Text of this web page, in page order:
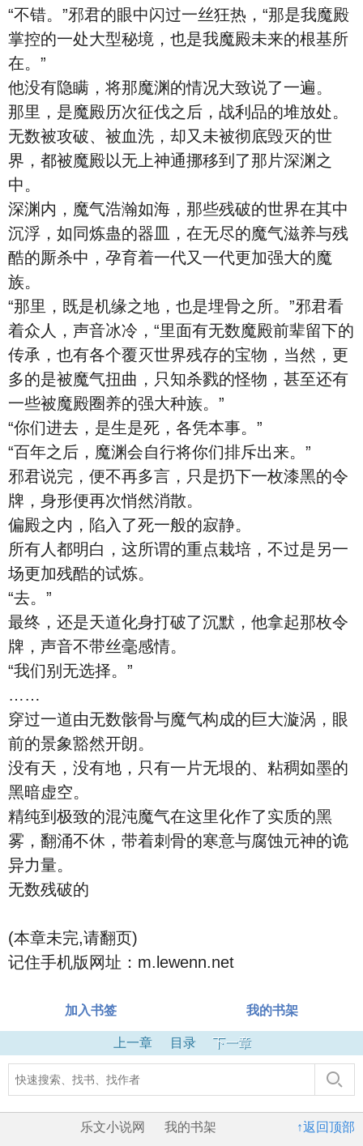
“不错。”邪君的眼中闪过一丝狂热，“那是我魔殿
掌控的一处大型秘境，也是我魔殿未来的根基所
在。”
他没有隐瞒，将那魔渊的情况大致说了一遍。
那里，是魔殿历次征伐之后，战利品的堆放处。
无数被攻破、被血洗，却又未被彻底毁灭的世
界，都被魔殿以无上神通挪移到了那片深渊之
中。
深渊内，魔气浩瀚如海，那些残破的世界在其中
沉浮，如同炼蛊的器皿，在无尽的魔气滋养与残
酷的厮杀中，孕育着一代又一代更加强大的魔
族。
“那里，既是机缘之地，也是埋骨之所。”邪君看
着众人，声音冰冷，“里面有无数魔殿前辈留下的
传承，也有各个覆灭世界残存的宝物，当然，更
多的是被魔气扭曲，只知杀戮的怪物，甚至还有
一些被魔殿圈养的强大种族。”
“你们进去，是生是死，各凭本事。”
“百年之后，魔渊会自行将你们排斥出来。”
邪君说完，便不再多言，只是扔下一枚漆黑的令
牌，身形便再次悄然消散。
偏殿之内，陷入了死一般的寂静。
所有人都明白，这所谓的重点栽培，不过是另一
场更加残酷的试炼。
“去。”
最终，还是天道化身打破了沉默，他拿起那枚令
牌，声音不带丝毫感情。
“我们别无选择。”
……
穿过一道由无数骸骨与魔气构成的巨大漩涡，眼
前的景象豁然开朗。
没有天，没有地，只有一片无垠的、粘稠如墨的
黑暗虚空。
精纯到极致的混沌魔气在这里化作了实质的黑
雾，翻涌不休，带着刺骨的寒意与腐蚀元神的诡
异力量。
无数残破的
(本章未完,请翻页)
记住手机版网址：m.lewenn.net
加入书签 我的书架
上一章 目录 下一章
↑返回顶部
乐文小说网 我的书架